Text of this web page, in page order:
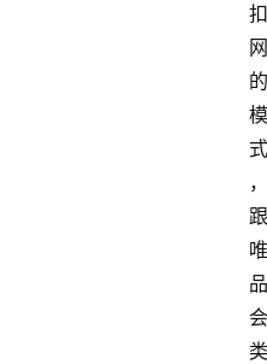
扣
网
的
模
式
，
跟
唯
品
会
类